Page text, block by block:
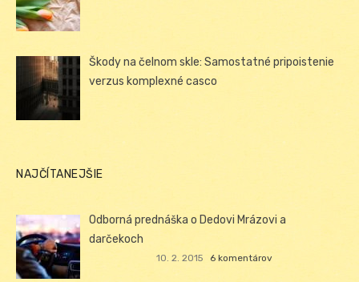
Škody na čelnom skle: Samostatné pripoistenie
verzus komplexné casco
NAJČÍTANEJŠIE
Odborná prednáška o Dedovi Mrázovi a
darčekoch
10. 2. 2015 6 komentárov